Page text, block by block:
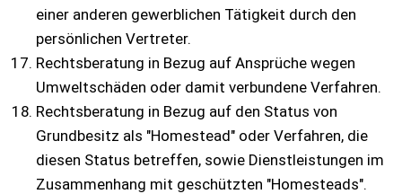
einer anderen gewerblichen Tätigkeit durch den
persönlichen Vertreter.
Rechtsberatung in Bezug auf Ansprüche wegen
Umweltschäden oder damit verbundene Verfahren.
Rechtsberatung in Bezug auf den Status von
Grundbesitz als "Homestead" oder Verfahren, die
diesen Status betreffen, sowie Dienstleistungen im
Zusammenhang mit geschützten "Homesteads".